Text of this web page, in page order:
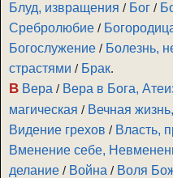
Блуд, извращения / Бог /
Сребролюбие /
Богослужение / Болезнь,
страстями / Брак.
В Вера / Вера в Бога,
магическая / Вечная
Видение грехов / Власть,
Вменение себе,
делание / Война / Воля